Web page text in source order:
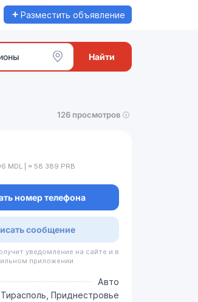
+ Разместить объявление
Найти
126 просмотров
MDL | ≈ 58 389 PRB
номер телефона
сообщение
уведомление на сайте и в
приложении
Авто
Тирасполь, Приднестровье